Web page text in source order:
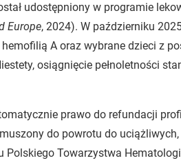
udostępniony w programie
Europe, 2024). W październiku
A oraz wybrane dzieci z
osiągnięcie pełnoletności
prawo do refundacji
do powrotu do uciążliwych,
Towarzystwa